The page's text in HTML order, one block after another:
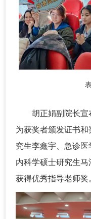
胡正娟副院长宣
为获奖者颁发证书
究生李鑫宇、急诊医
内科学硕士研究生
获得优秀指导老师奖